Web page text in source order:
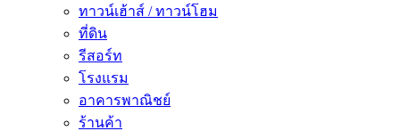
ทาวน์เฮ้าส์ / ทาวน์โฮม
ที่ดิน
รีสอร์ท
โรงแรม
อาคารพาณิชย์
ร้านค้า